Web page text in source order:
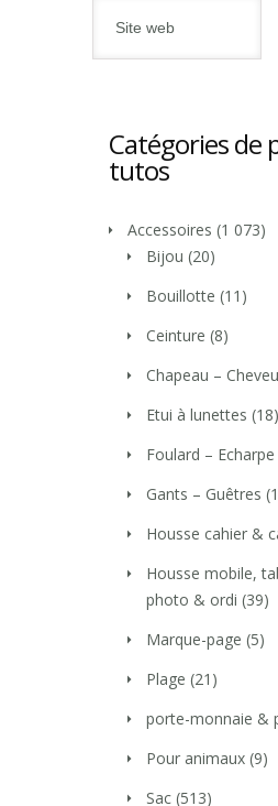
Catégories de
tutos
Accessoires (1 073)
Bijou (20)
Bouillotte (11)
Ceinture (8)
Chapeau –
Etui à lunettes (18)
Foulard – Echarpe
Gants – Guêtres
Housse cahier &
Housse mobile,
photo & ordi (39)
Marque-page (5)
Plage (21)
porte-monnaie &
Pour animaux (9)
Sac (513)